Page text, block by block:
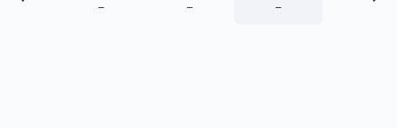
- - -